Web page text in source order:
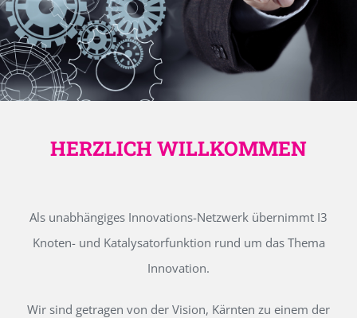
HERZLICH WILLKOMMEN
Als unabhängiges Innovations-Netzwerk übernimmt I3
Knoten- und Katalysatorfunktion rund um das Thema
Innovation.
Wir sind getragen von der Vision, Kärnten zu einem der